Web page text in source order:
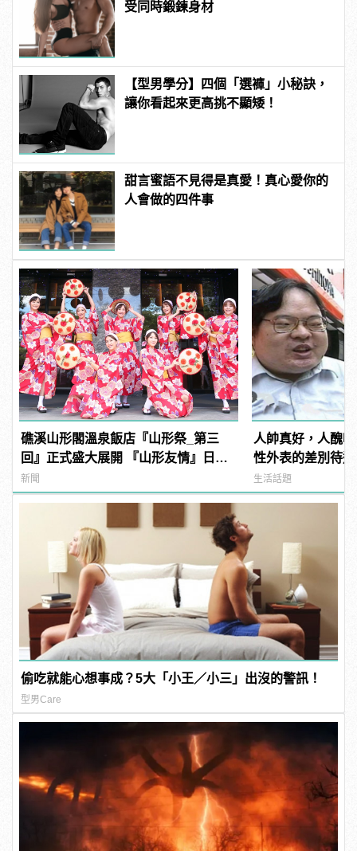
受同時鍛鍊身材
【型男學分】四個「選褲」小秘訣，
讓你看起來更高挑不顯矮！
甜言蜜語不見得是真愛！真心愛你的
人會做的四件事
礁溪山形閣溫泉飯店『山形祭_第三
回』正式盛大展開 『山形友情』日本
氛圍感爆表！
新聞
人帥真好，人醜
性外表的差別待
生活話題
偷吃就能心想事成？5大「小王／小三」出沒的警訊！
型男Care